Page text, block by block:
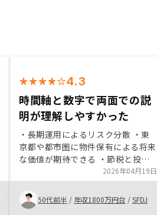
4.3
時間軸と数字で両面での説
明が理解しやすかった
・長期運用によるリスク分散 ・東
京都や都市圏に物件保有による将来
な価値が期待できる ・節税と投資
両面での投資リターンが期待できる
・従来の不動産投資とは異なる投資
体系 ・充実したプラン（おまかせ
コースなど丸投げで管理を頼める）
2026年04月19日
50代前半 / 年収1800万円台 /SFDJ